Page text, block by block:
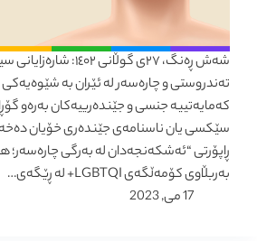
شەش ڕەنگ، ٢٧ی گوڵانی ١٤٠٢:
تەندروستی و چارەسەر لە ئێران بە شێوەیەکی
کەمایەتییە جنسی و جێندەرییەکان بەرەو
سێکسی یان ناسنامەی جێندەری خۆیان
ڕاپۆرتی “ئەشکەنجەدان لە بەرگی چارەسەر؛
بەربڵاوی کۆمەڵگەی LGBTQI+ لە ڕێگەی…
17 می, 2023